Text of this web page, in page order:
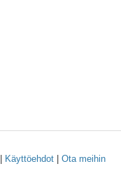
Käyttöehdot| Ota meihin